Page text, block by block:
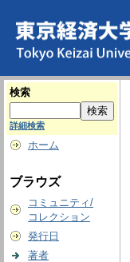
検索
詳細検索
ホーム
ブラウズ
コミュニティ/
コレクション
発行日
著者